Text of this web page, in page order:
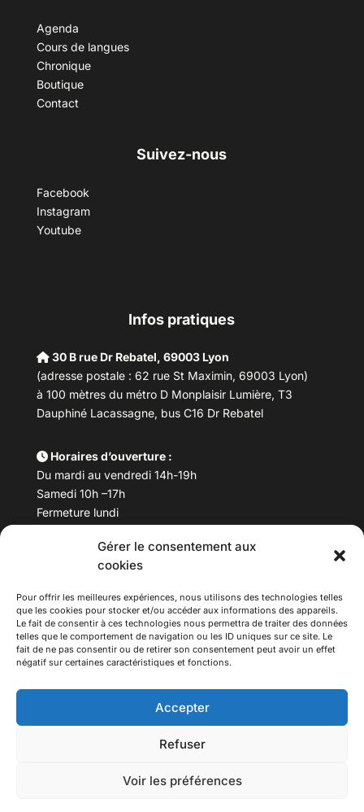
Gérer le consentement aux
cookies
Pour offrir les meilleures expériences, nous utilisons des technologies telles
que les cookies pour stocker et/ou accéder aux informations des appareils.
Le fait de consentir à ces technologies nous permettra de traiter des données
telles que le comportement de navigation ou les ID uniques sur ce site. Le
fait de ne pas consentir ou de retirer son consentement peut avoir un effet
négatif sur certaines caractéristiques et fonctions.
Accepter
Refuser
Voir les préférences
Agenda
Cours de langues
Chronique
Boutique
Contact
Suivez-nous
Facebook
Instagram
Youtube
Infos pratiques
30 B rue Dr Rebatel, 69003 Lyon
(adresse postale : 62 rue St Maximin, 69003 Lyon)
à 100 mètres du métro D Monplaisir Lumière, T3
Dauphiné Lacassagne, bus C16 Dr Rebatel
Horaires d’ouverture :
Du mardi au vendredi 14h-19h
Samedi 10h –17h
Fermeture lundi
Téléphone : 04 78 53 06 40
maisondesculturesasiatiques@asiexpo.com
Tous droits réservés.